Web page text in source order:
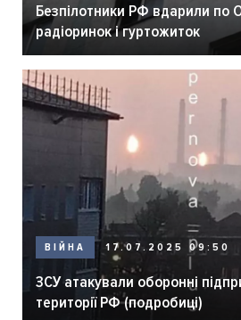
Безпілотники РФ вдарили по
радіоринок і гуртожиток
ВІЙНА 17.07.2025 09:50
ЗСУ атакували оборонні
території РФ (подробиці)